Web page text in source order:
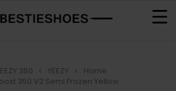
Home
YEEZY
350
350 V2 Semi Frozen Yellow